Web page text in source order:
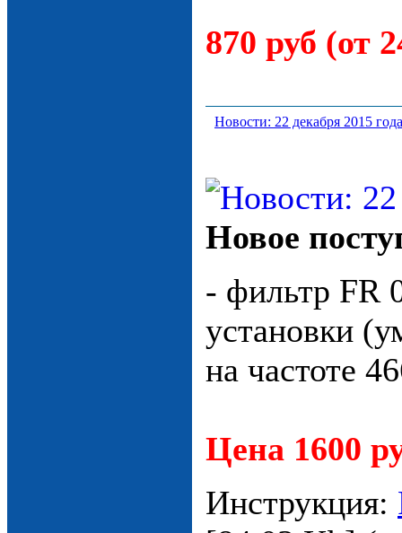
870 руб (от
Новости: 22 декабря 2015 года
Новое
- фильтр FR
установки
на частоте
Цена 1600
Инструкция: